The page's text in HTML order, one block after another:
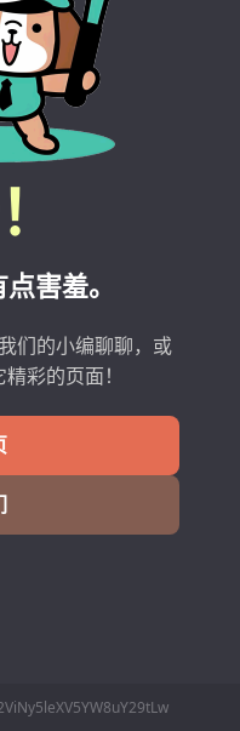
害羞。
们的小编聊聊，或
彩的页面！